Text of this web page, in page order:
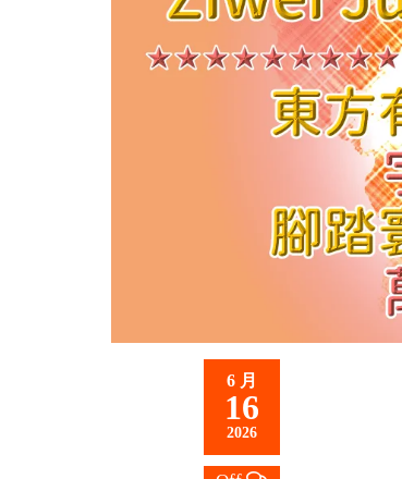
救
世
主
6 月
16
2026